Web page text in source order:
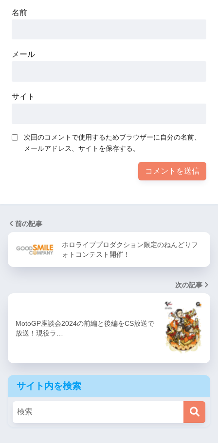
名前
メール
サイト
次回のコメントで使用するためブラウザーに自分の名前、
メールアドレス、サイトを保存する。
前の記事
ホロライブプロダクション限定のねんどりフ
ォトコンテスト開催！
次の記事
MotoGP座談会2024の前編と後編をCS放送で
放送！現役ラ…
サイト内を検索